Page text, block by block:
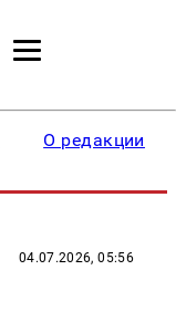
О редакции
04.07.2026, 05:56